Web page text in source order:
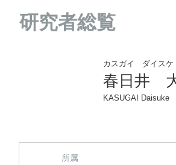
研究者総覧
カスガイ ダイスケ
春日井
KASUGAI Daisuke
所属